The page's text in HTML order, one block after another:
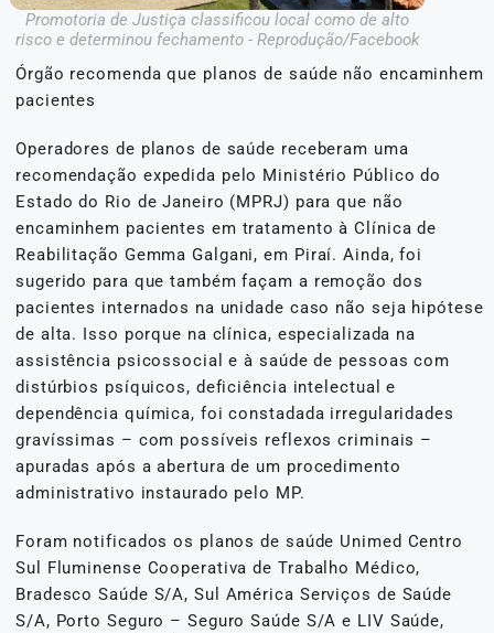
Promotoria de Justiça classificou local como de alto
risco e determinou fechamento - Reprodução/Facebook
Órgão recomenda que planos de saúde não encaminhem
pacientes
Operadores de planos de saúde receberam uma
recomendação expedida pelo Ministério Público do
Estado do Rio de Janeiro (MPRJ) para que não
encaminhem pacientes em tratamento à Clínica de
Reabilitação Gemma Galgani, em Piraí. Ainda, foi
sugerido para que também façam a remoção dos
pacientes internados na unidade caso não seja hipótese
de alta. Isso porque na clínica, especializada na
assistência psicossocial e à saúde de pessoas com
distúrbios psíquicos, deficiência intelectual e
dependência química, foi constadada irregularidades
gravíssimas – com possíveis reflexos criminais –
apuradas após a abertura de um procedimento
administrativo instaurado pelo MP.
Foram notificados os planos de saúde Unimed Centro
Sul Fluminense Cooperativa de Trabalho Médico,
Bradesco Saúde S/A, Sul América Serviços de Saúde
S/A, Porto Seguro – Seguro Saúde S/A e LIV Saúde,